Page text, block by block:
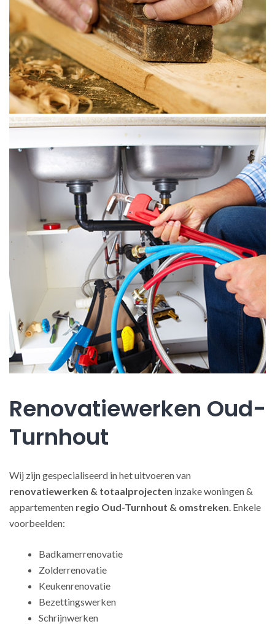
Renovatiewerken Oud-
Turnhout
Wij zijn gespecialiseerd in het uitvoeren van
renovatiewerken & totaalprojecten inzake woningen &
appartementen regio Oud-Turnhout & omstreken. Enkele
voorbeelden:
Badkamerrenovatie
Zolderrenovatie
Keukenrenovatie
Bezettingswerken
Schrijnwerken